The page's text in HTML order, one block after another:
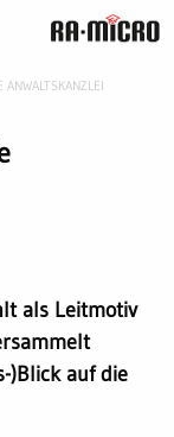
ANWALTSKANZLEI
als Leitmotiv
)Blick auf die